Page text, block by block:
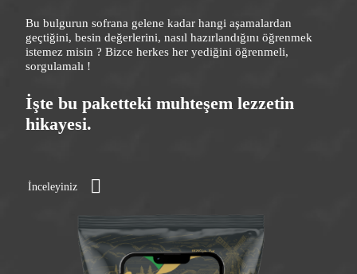
Bu bulgurun sofrana gelene kadar hangi aşamalardan
geçtiğini, besin değerlerini, nasıl hazırlandığını öğrenmek
istemez misin ? Bizce herkes her yediğini öğrenmeli,
sorgulamalı !
İşte bu paketteki muhteşem lezzetin
hikayesi.
İnceleyiniz